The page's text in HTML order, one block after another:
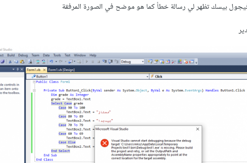
بيسك تظهر لي رسالة خطأ كما هو موضح في الصورة المرفقة